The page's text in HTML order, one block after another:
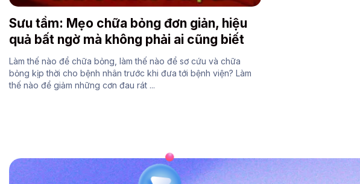
Sưu tầm: Mẹo chữa bỏng đơn giản, hiệu
quả bất ngờ mà không phải ai cũng biết
Làm thế nào để chữa bỏng, làm thế nào để sơ cứu và chữa
bỏng kịp thời cho bệnh nhân trước khi đưa tới bệnh viện? Làm
thế nào để giảm những cơn đau rát ...